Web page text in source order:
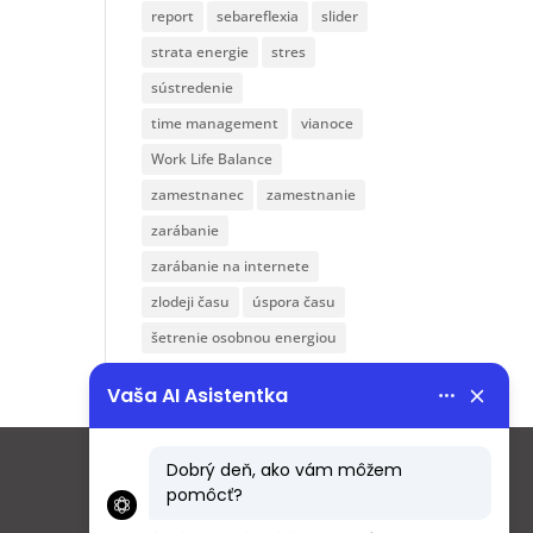
report
sebareflexia
slider
strata energie
stres
sústredenie
time management
vianoce
Work Life Balance
zamestnanec
zamestnanie
zarábanie
zarábanie na internete
zlodeji času
úspora času
šetrenie osobnou energiou
Menu